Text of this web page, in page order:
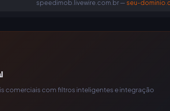
speedimob.livewire.com.br — seu-
comerciais com filtros inteligentes e integração